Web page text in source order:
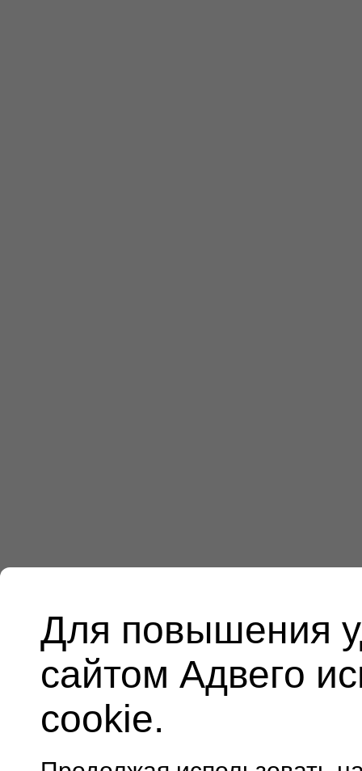
Для повышения
сайтом Адвего
cookie.